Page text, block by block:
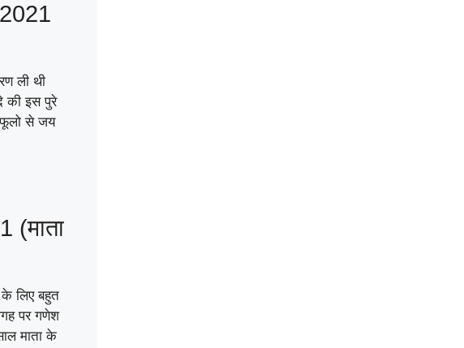
ली थी
की इस पुरे
फूलो से जय
(माता
के लिए बहुत
पर गणेश
माता के